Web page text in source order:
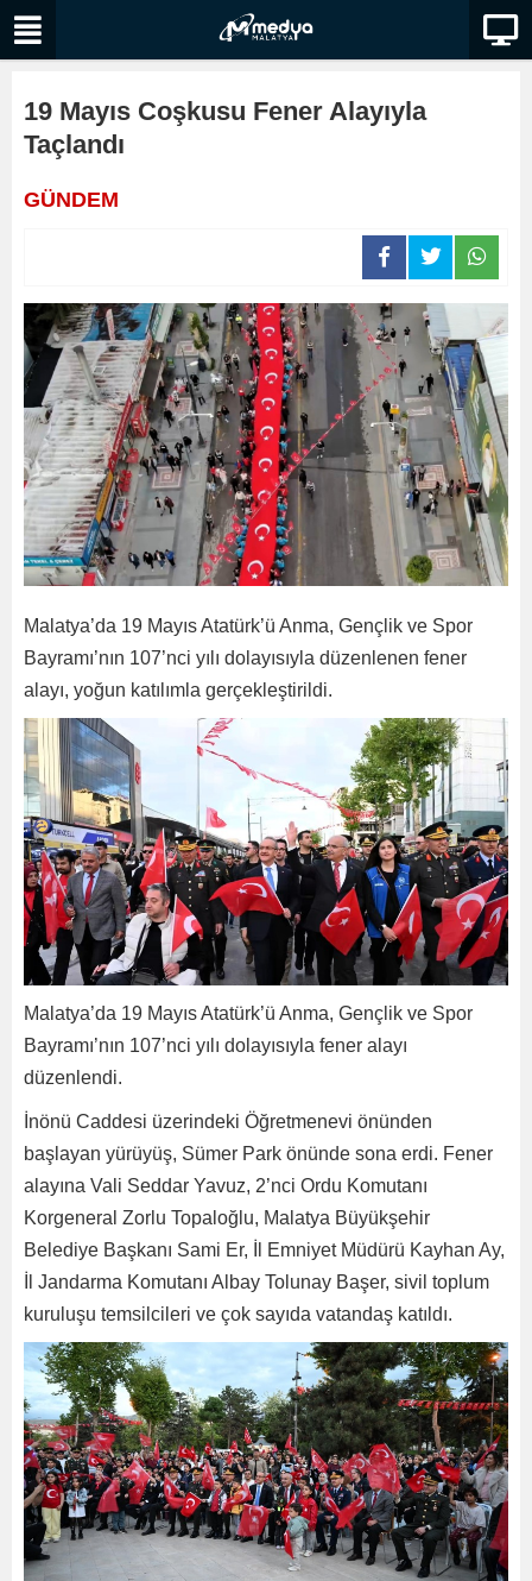
19 Mayıs Coşkusu Fener Alayıyla
Taçlandı
GÜNDEM
Malatya’da 19 Mayıs Atatürk’ü Anma, Gençlik ve Spor
Bayramı’nın 107’nci yılı dolayısıyla düzenlenen fener
alayı, yoğun katılımla gerçekleştirildi.
Malatya’da 19 Mayıs Atatürk’ü Anma, Gençlik ve Spor
Bayramı’nın 107’nci yılı dolayısıyla fener alayı
düzenlendi.
İnönü Caddesi üzerindeki Öğretmenevi önünden
başlayan yürüyüş, Sümer Park önünde sona erdi. Fener
alayına Vali Seddar Yavuz, 2’nci Ordu Komutanı
Korgeneral Zorlu Topaloğlu, Malatya Büyükşehir
Belediye Başkanı Sami Er, İl Emniyet Müdürü Kayhan Ay,
İl Jandarma Komutanı Albay Tolunay Başer, sivil toplum
kuruluşu temsilcileri ve çok sayıda vatandaş katıldı.